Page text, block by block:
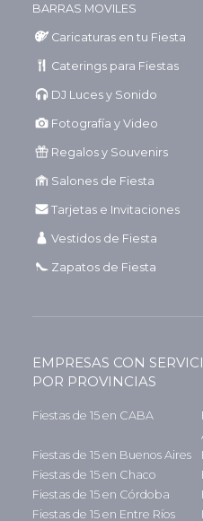
BARRAS MOVILES
Caricaturas en tu Fiesta
Caterings para Fiestas
DJ Luces y Sonido
Fotografía y Video
Regalos y Souvenirs
Salones de Fiesta
Tarjetas e Invitaciones
Vestidos de Fiesta
Zapatos de Fiesta
EMPRESAS CON
POR PROVINCIAS
Fiestas de 15 en CABA
Fiestas de 15 en Buenos Aires
Fiestas de 15 en Chaco
Fiestas de 15 en Córdoba
Fiestas de 15 en Entre Ríos